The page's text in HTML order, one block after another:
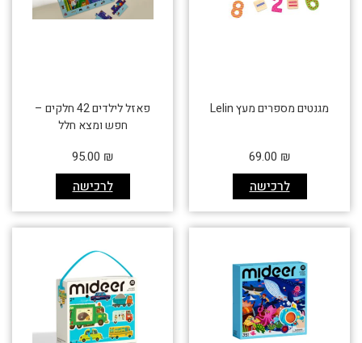
מגנטים מספרים מעץ Lelin
לרכישה
69.00 ₪
פאזל לילדים 42 חלקים –
חפש ומצא חלל
לרכישה
95.00 ₪